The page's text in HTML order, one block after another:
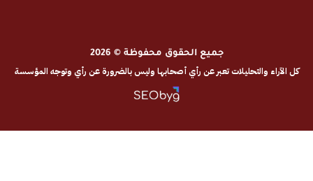
جميع الحقوق محفوظة © 2026
تعبر عن رأي أصحابها وليس بالضرورة عن رأي وتوجه المؤسسة